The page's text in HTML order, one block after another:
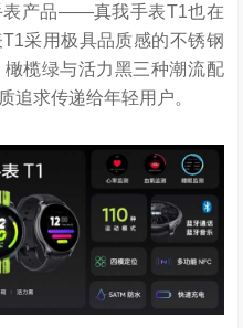
表产品——真我手表T1也在
采用极具品质感的不锈钢
榄绿与活力黑三种潮流配
追求传递给年轻用户。